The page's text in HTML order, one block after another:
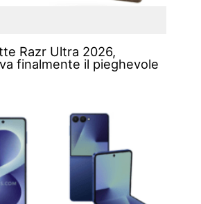
Razr Ultra 2026,
finalmente il pieghevole